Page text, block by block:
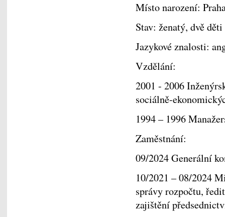
Místo narození:
Stav: ženatý, dvě děti
Jazykové znalosti:
Vzdělání:
2001 - 2006
sociálně-
1994 – 1996
Zaměstnání:
09/2024 Generální
10/2021 – 08/2024
správy rozpočtu,
zajištění